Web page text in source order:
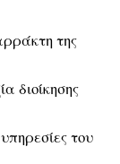
της
διοίκησης
του